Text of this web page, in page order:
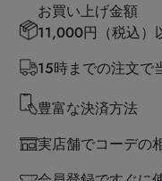
お買い上げ金額
11,000円（税込）
15時までの注文で
豊富な決済方法
実店舗でコーデの